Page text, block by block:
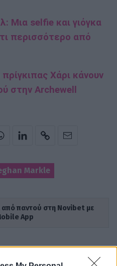
Μια selfie και γιόγκα
περισσότερο από
Χάρι κάνουν
στην Archewell
Markle
από παντού στη Novibet με
App